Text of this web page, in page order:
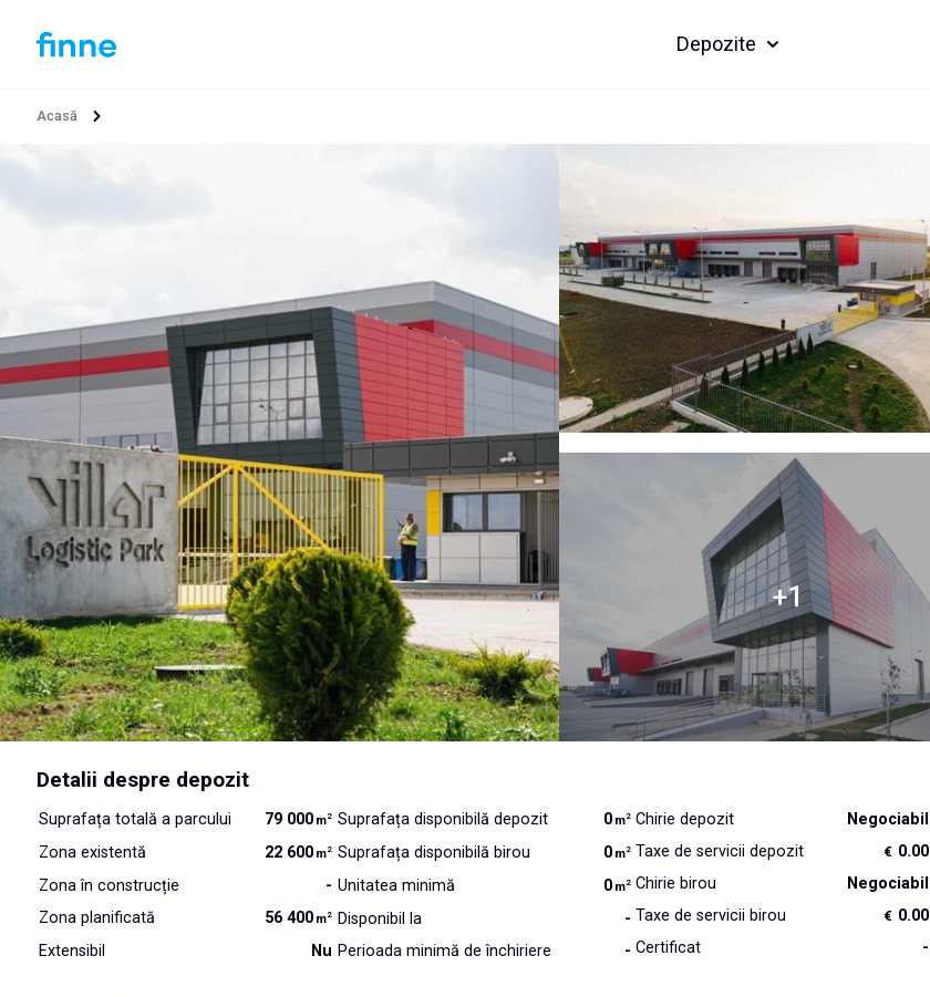
Depozite
Acasă
Detalii despre depozit
Suprafața totală a parcului 79 000 m2
Zona existentă 22 600 m2
Zona în construcție
-
Zona planificată
56 400 m2
Extensibil Nu
Suprafața disponibilă depozit 0 m2
Suprafața disponibilă birou 0 m2
Unitatea minimă 0 m2
Disponibil la
-
Perioada minimă de închiriere
-
Chirie depozit
Negociabil
Taxe de servicii depozit
€ 0.00
Chirie birou
Negociabil
Taxe de servicii birou
€ 0.00
Certificat
-